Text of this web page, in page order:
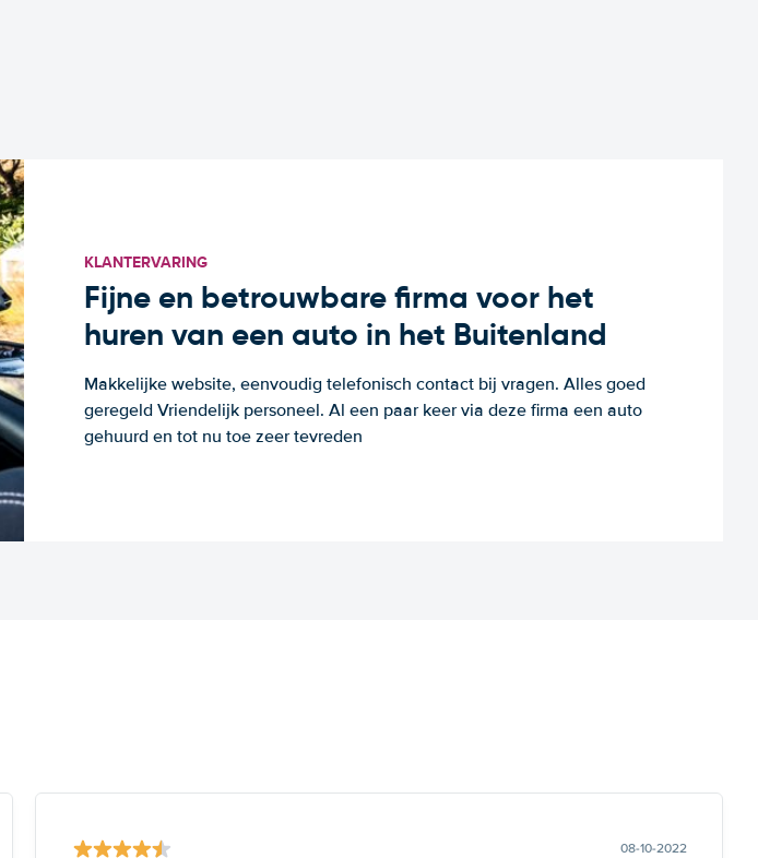
KLANTERVARING
Fijne en betrouwbare firma voor het
huren van een auto in het Buitenland
Makkelijke website, eenvoudig telefonisch contact bij vragen. Alles goed
geregeld Vriendelijk personeel. Al een paar keer via deze firma een auto
gehuurd en tot nu toe zeer tevreden
08-10-2022